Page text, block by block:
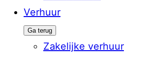
Verhuur
Ga terug
Zakelijke verhuur